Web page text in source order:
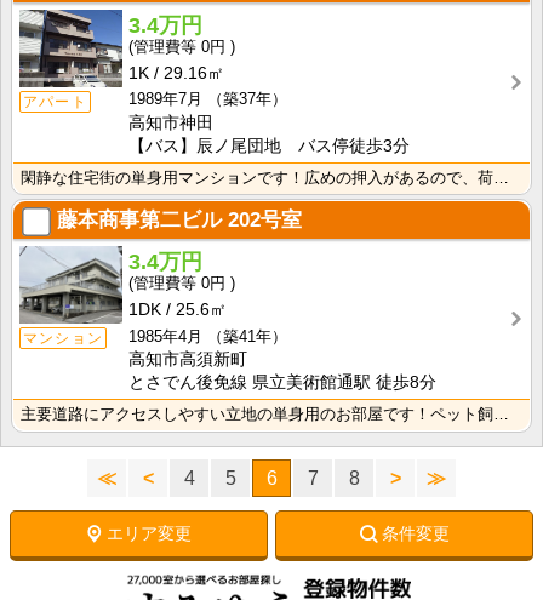
アパート
3.4万円
0円
1K
29.16㎡
1989年7月
（築37年）
高知市神田
【バス】辰ノ尾団地 バス停徒歩3分
閑静な住宅街の単身用マンションです！広めの押入があるので、荷物の多い方も安心ですね！ バス・トイレ別･･･
藤本商事第二ビル202号室
マンション
3.4万円
0円
1DK
25.6㎡
1985年4月
（築41年）
高知市高須新町
とさでん後免線 県立美術館通駅 徒歩8分
主要道路にアクセスしやすい立地の単身用のお部屋です！ペット飼育相談可☆南向きバルコニー・日当たり良好･･･
≪ < 4 5 6 7 8 > ≫
エリア変更 条件変更